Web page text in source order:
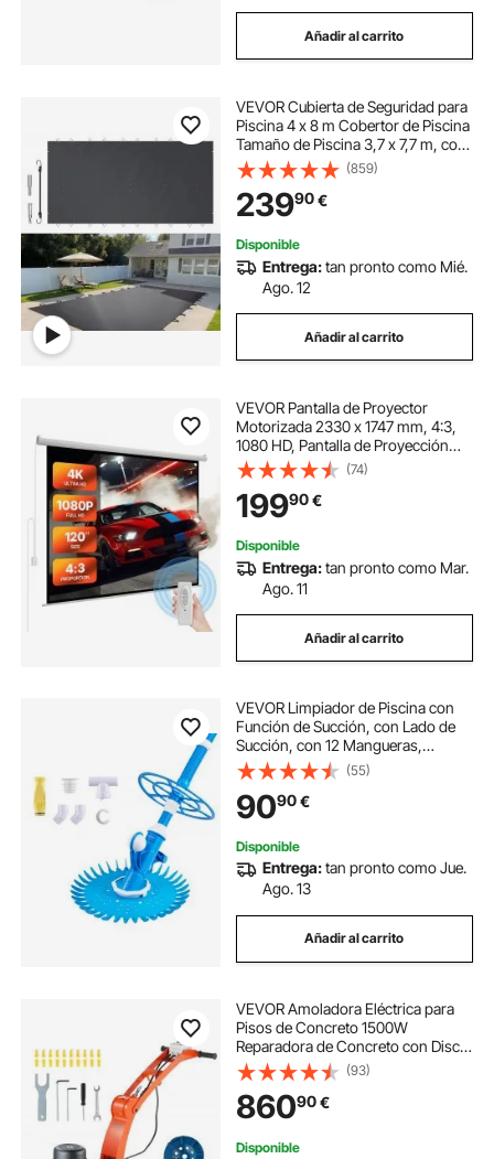
Añadir al carrito
VEVOR Cubierta de Seguridad para
Piscina 4 x 8 m Cobertor de Piscina
Tamaño de Piscina 3,7 x 7,7 m, con
24 Tornillos de Tierra, para Todo
Tipo de Piscinas como Hogar,
Jardín, Hotel
(859)
23990€
Disponible
Entrega:tan pronto como Mié.
Ago. 12
Añadir al carrito
VEVOR Pantalla de Proyector
Motorizada 2330 x 1747 mm, 4:3,
1080 HD, Pantalla de Proyección
Eléctrica de Pared con Control
Remoto, Angular de 160°, Material
de PVC, para Cine en Casa, Oficina
(74)
19990€
Disponible
Entrega:tan pronto como Mar.
Ago. 11
Añadir al carrito
VEVOR Limpiador de Piscina con
Función de Succión, con Lado de
Succión, con 12 Mangueras,
Adecuado para Piscinas Enterradas
y las Elevadas de hasta 6,1 x 10,7 m,
Color Azul, 525 x 453,5 x 430 mm
(55)
9090€
Disponible
Entrega:tan pronto como Jue.
Ago. 13
Añadir al carrito
VEVOR Amoladora Eléctrica para
Pisos de Concreto 1500W
Reparadora de Concreto con Disco
de Lijado para Pisos 180 mm 1400
RPM Motor sin Escobillas
Amoladora de Superficies para
Granito, Mármol, Piedras
(93)
86090€
Disponible